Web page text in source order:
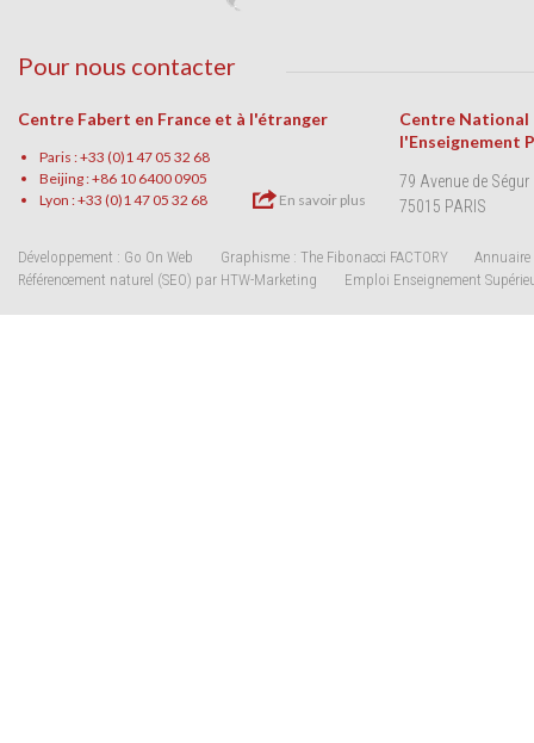
Pour nous contacter
Centre Fabert en France et à l'étranger
Paris : +33 (0)1 47 05 32 68
Beijing : +86 10 6400 0905
Lyon : +33 (0)1 47 05 32 68
En savoir plus
Centre National
l'Enseignement
79 Avenue de Ségur
75015 PARIS
Développement : Go On Web Graphisme : The Fibonacci FACTORY
Annuaire
Référencement naturel (SEO) par HTW-Marketing
Emploi Enseignement